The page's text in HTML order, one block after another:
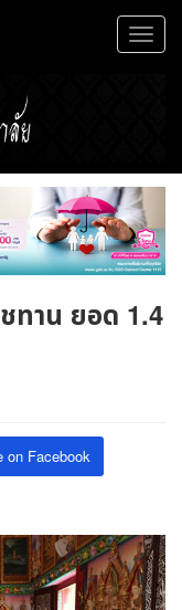
Toggle
ทาน ยอด 1.4
on Facebook